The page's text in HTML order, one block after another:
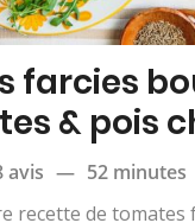
farcies
& pois
avis — 52 minutes
recette de tomates